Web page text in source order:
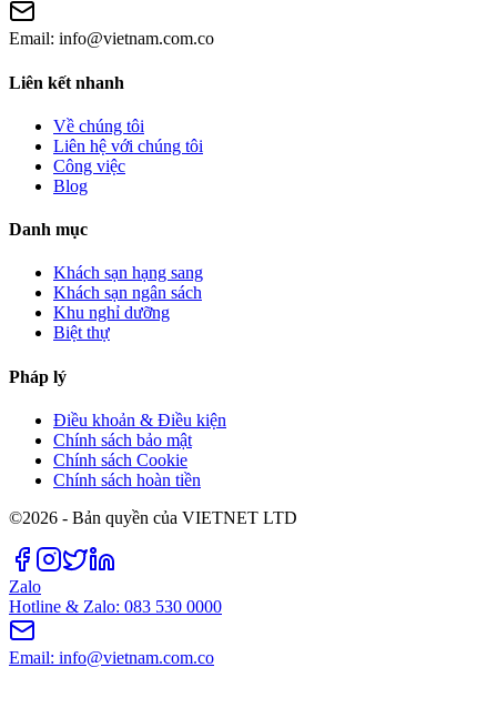
Email: info@vietnam.com.co
Liên kết nhanh
Về chúng tôi
Liên hệ với chúng tôi
Công việc
Blog
Danh mục
Khách sạn hạng sang
Khách sạn ngân sách
Khu nghỉ dưỡng
Biệt thự
Pháp lý
Điều khoản & Điều kiện
Chính sách bảo mật
Chính sách Cookie
Chính sách hoàn tiền
©2026 - Bản quyền của VIETNET LTD
Zalo
Hotline & Zalo: 083 530 0000
Email: info@vietnam.com.co